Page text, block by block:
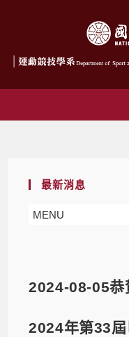
最新消息
MENU
2024-08-05恭
2024年第33